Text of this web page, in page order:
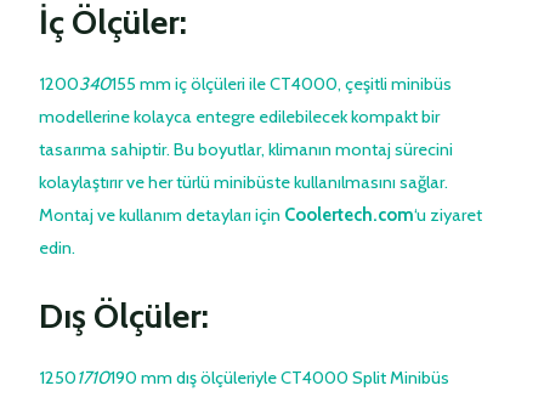
İç Ölçüler:
1200340155 mm iç ölçüleri ile CT4000, çeşitli minibüs
modellerine kolayca entegre edilebilecek kompakt bir
tasarıma sahiptir. Bu boyutlar, klimanın montaj sürecini
kolaylaştırır ve her türlü minibüste kullanılmasını sağlar.
Montaj ve kullanım detayları için Coolertech.com‘u ziyaret
edin.
Dış Ölçüler:
12501710190 mm dış ölçüleriyle CT4000 Split Minibüs